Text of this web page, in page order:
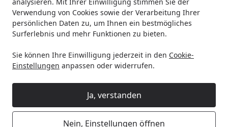
analysieren. Mit Ihrer Einwilligung stimmen Sie der
Verwendung von Cookies sowie der Verarbeitung Ihrer
persönlichen Daten zu, um Ihnen ein bestmögliches
Surferlebnis und mehr Funktionen zu bieten.
Sie können Ihre Einwilligung jederzeit in den Cookie-
Einstellungen anpassen oder widerrufen.
Ja, verstanden
Nein, Einstellungen öffnen
Laminatboden MeisterDesign.
laminate LC 55 Eiche Marrakesch 1-
St 6396
(1 Bewertung)